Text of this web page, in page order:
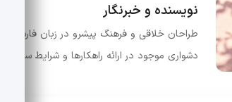
نویسنده و خبرنگار
طراحان خلاقی و فرهنگ پیشرو در زبان فارسی
دشواری موجود در ارائه راهکارها و شرایط سخت